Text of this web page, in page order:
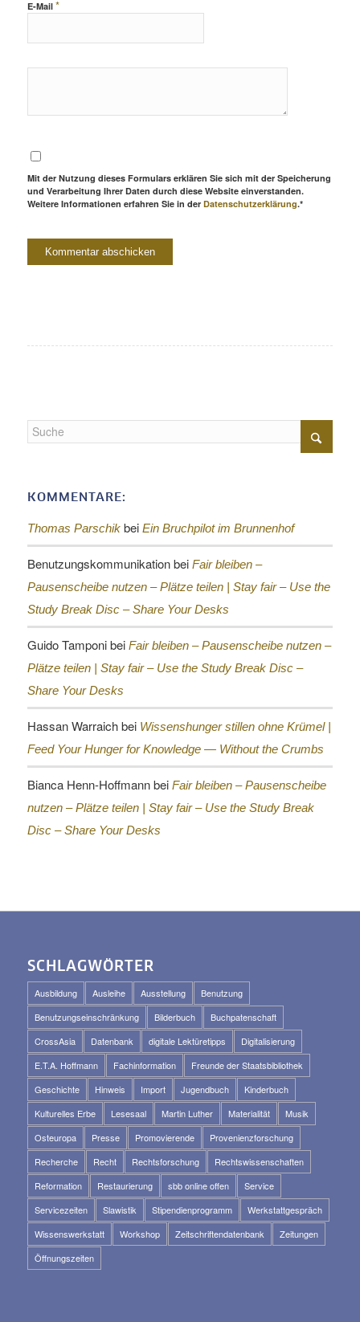
E-Mail *
Mit der Nutzung dieses Formulars erklären Sie sich mit der Speicherung
und Verarbeitung Ihrer Daten durch diese Website einverstanden.
Weitere Informationen erfahren Sie in der Datenschutzerklärung.*
KOMMENTARE:
Thomas Parschikbei Ein Bruchpilot im Brunnenhof
Benutzungskommunikationbei Fair bleiben –
Pausenscheibe nutzen – Plätze teilen | Stay fair – Use the
Study Break Disc – Share Your Desks
Guido Tamponibei Fair bleiben – Pausenscheibe nutzen –
Plätze teilen | Stay fair – Use the Study Break Disc –
Share Your Desks
Hassan Warraichbei Wissenshunger stillen ohne Krümel |
Feed Your Hunger for Knowledge — Without the Crumbs
Bianca Henn-Hoffmannbei Fair bleiben – Pausenscheibe
nutzen – Plätze teilen | Stay fair – Use the Study Break
Disc – Share Your Desks
SCHLAGWÖRTER
Ausbildung Ausleihe Ausstellung
Benutzung
Benutzungseinschränkung
Bilderbuch
Buchpatenschaft
CrossAsia
Datenbank digitale Lektüretipps
Digitalisierung
E.T.A. Hoffmann
Fachinformation
Freunde der Staatsbibliothek
Geschichte
Hinweis Import Jugendbuch
Kinderbuch
Kulturelles Erbe
Lesesaal Martin Luther Materialität
Musik
Osteuropa
Presse Promovierende
Provenienzforschung
Recherche
Recht Rechtsforschung
Rechtswissenschaften
Reformation
Restaurierung sbb online offen
Service
Servicezeiten
Slawistik Stipendienprogramm
Werkstattgespräch
Wissenswerkstatt
Workshop Zeitschriftendatenbank
Zeitungen
Öffnungszeiten